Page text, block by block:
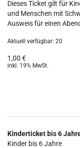
Dieses Ticket gilt für
und Menschen mit
Ausweis für einen
Aktuell verfügbar: 20
1,00 €
inkl. 19% MwSt.
Kinderticket bis 6
Kinder bis 6 Jahre